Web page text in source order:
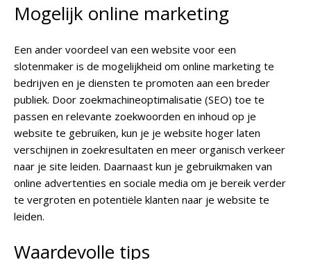
Mogelijk online marketing
Een ander voordeel van een website voor een
slotenmaker is de mogelijkheid om online marketing te
bedrijven en je diensten te promoten aan een breder
publiek. Door zoekmachineoptimalisatie (SEO) toe te
passen en relevante zoekwoorden en inhoud op je
website te gebruiken, kun je je website hoger laten
verschijnen in zoekresultaten en meer organisch verkeer
naar je site leiden. Daarnaast kun je gebruikmaken van
online advertenties en sociale media om je bereik verder
te vergroten en potentiële klanten naar je website te
leiden.
Waardevolle tips